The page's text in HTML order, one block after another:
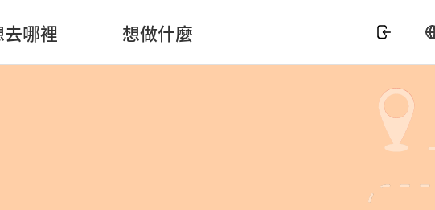
去哪裡 想做什麼